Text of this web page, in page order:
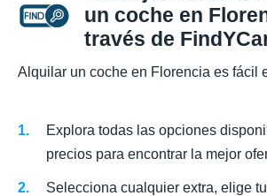
un coche en
través de
Alquilar un coche en Florencia es fácil
Explora todas las opciones
precios para encontrar la mejor
Selecciona cualquier extra, elige